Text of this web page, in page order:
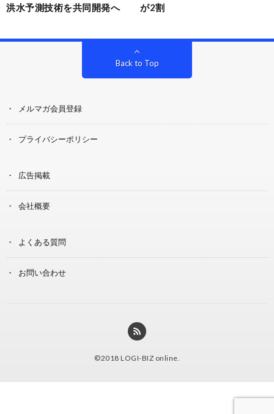
洪水予測技術を共同開発へ
が2割
Back to Top
メルマガ会員登録
プライバシーポリシー
広告掲載
会社概要
よくある質問
お問い合わせ
©2018 LOGI-BIZ online